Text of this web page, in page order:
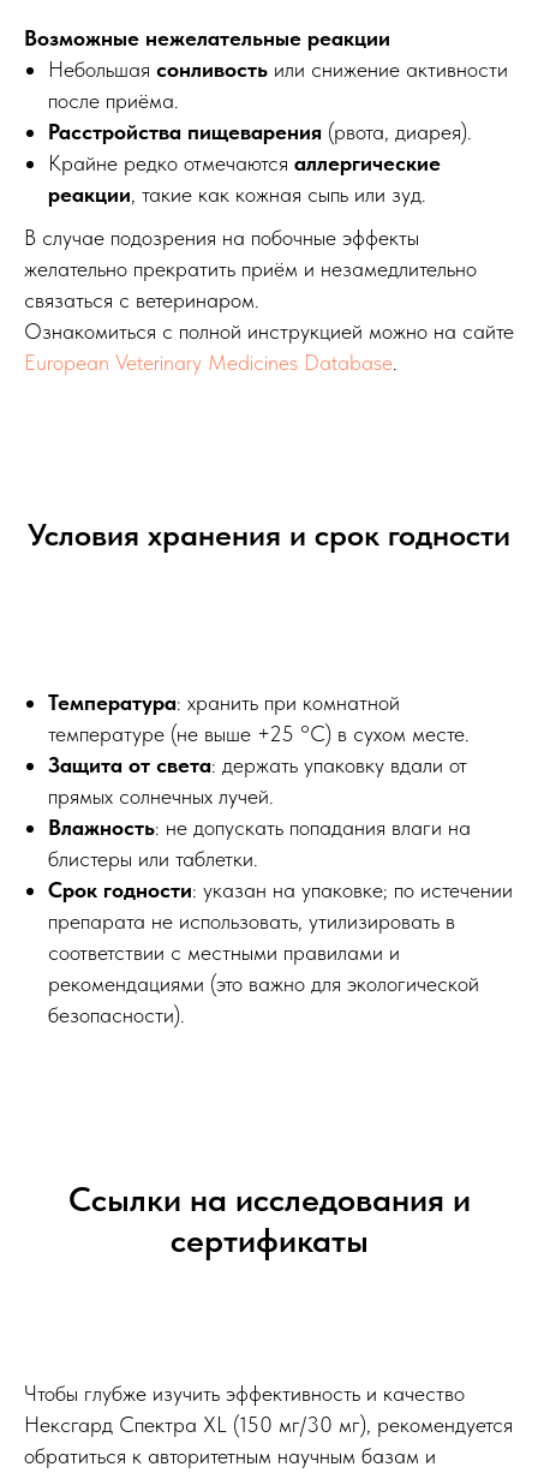
Возможные нежелательные реакции
Небольшая сонливость или снижение активности
после приёма.
Расстройства пищеварения (рвота, диарея).
Крайне редко отмечаются аллергические
реакции, такие как кожная сыпь или зуд.
В случае подозрения на побочные эффекты
желательно прекратить приём и незамедлительно
связаться с ветеринаром.
Ознакомиться с полной инструкцией можно на сайте
European Veterinary Medicines Database.
Условия хранения и срок годности
Температура: хранить при комнатной
температуре (не выше +25 °C) в сухом месте.
Защита от света: держать упаковку вдали от
прямых солнечных лучей.
Влажность: не допускать попадания влаги на
блистеры или таблетки.
Срок годности: указан на упаковке; по истечении
препарата не использовать, утилизировать в
соответствии с местными правилами и
рекомендациями (это важно для экологической
безопасности).
Ссылки на исследования и
сертификаты
Чтобы глубже изучить эффективность и качество
Нексгард Спектра XL (150 мг/30 мг), рекомендуется
обратиться к авторитетным научным базам и